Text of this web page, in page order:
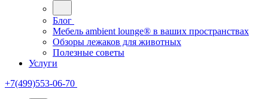
Блог
Мебель ambient lounge® в ваших пространствах
Обзоры лежаков для животных
Полезные советы
Услуги
+7(499)553-06-70